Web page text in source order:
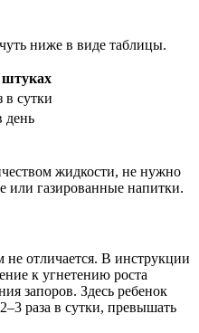
ниже в виде таблицы.
штуках
в сутки
день
жидкости, не нужно
или газированные напитки.
отличается. В инструкции
к угнетению роста
запоров. Здесь ребенок
раза в сутки, превышать